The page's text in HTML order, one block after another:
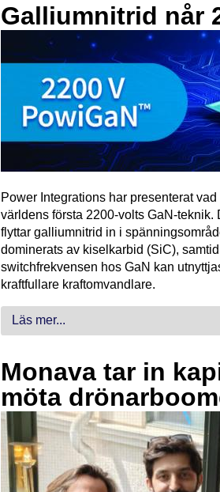
Galliumnitrid når
Power Integrations har presenterat
världens första 2200-volts GaN-teknik.
flyttar galliumnitrid in i
dominerats av kiselkarbid (SiC),
switchfrekvensen hos GaN kan
kraftfullare kraftomvandlare.
Läs mer...
Monava tar in
möta